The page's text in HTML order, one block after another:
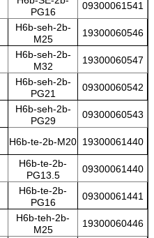
PG16
09300061541
H6b-seh-2b-
M25
19300060546
H6b-seh-2b-
M32
19300060547
H6b-seh-2b-
PG21
09300060542
H6b-seh-2b-
PG29
09300060543
H6b-te-2b-M20 19300061440
H6b-te-2b-
PG13.5
09300061440
H6b-te-2b-
PG16
09300061441
H6b-teh-2b-
M25
19300060446